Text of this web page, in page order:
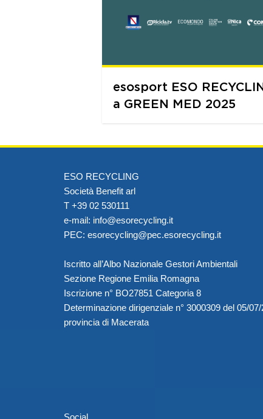
esosport ESO
a GREEN MED 2025
ESO RECYCLING
Società Benefit arl
T +39 02 530111
e-mail: info@esorecycling.it
PEC: esorecycling@pec.esorecycling.it
Iscritto all’Albo Nazionale Gestori Ambientali
Sezione Regione Emilia Romagna
Iscrizione n° BO27851 Categoria 8
Determinazione dirigenziale n° 3000309 del 05/
provincia di Macerata
Social